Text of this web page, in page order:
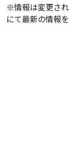
※情報は変更さ
にて最新の情報